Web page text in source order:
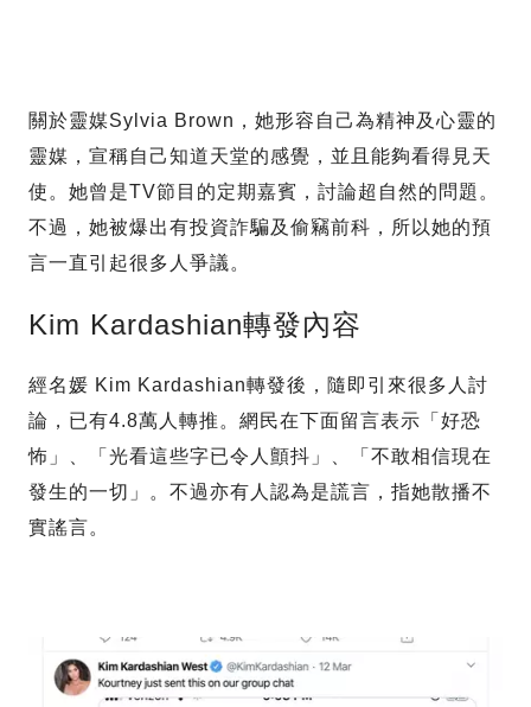
關於靈媒Sylvia Brown，她形容自己為精神及心靈的
靈媒，宣稱自己知道天堂的感覺，並且能夠看得見天
使。她曾是TV節目的定期嘉賓，討論超自然的問題。
不過，她被爆出有投資詐騙及偷竊前科，所以她的預
言一直引起很多人爭議。
Kim Kardashian轉發內容
經名媛 Kim Kardashian轉發後，隨即引來很多人討
論，已有4.8萬人轉推。網民在下面留言表示「好恐
怖」、「光看這些字已令人顫抖」、「不敢相信現在
發生的一切」。不過亦有人認為是謊言，指她散播不
實謠言。